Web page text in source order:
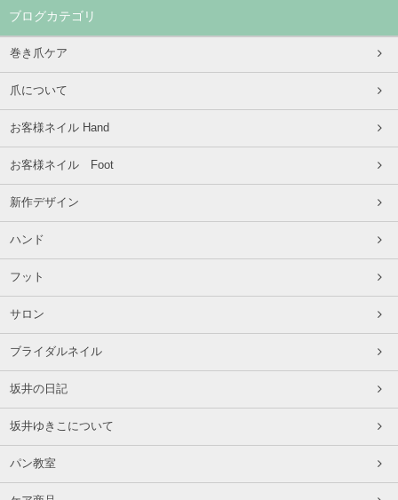
ブログカテゴリ
巻き爪ケア
爪について
お客様ネイル Hand
お客様ネイル Foot
新作デザイン
ハンド
フット
サロン
ブライダルネイル
坂井の日記
坂井ゆきこについて
パン教室